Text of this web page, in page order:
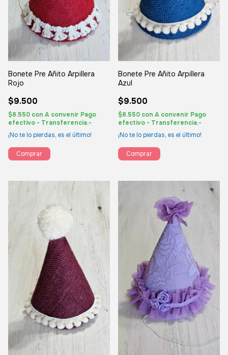
Bonete Pre Añito Arpillera
Rojo
$9.500
$8.550 con A convenir Pago
efectivo - Transferencia.-
¡No te lo pierdas, es el último!
Comprar
Bonete Pre Añito Arpillera
Azul
$9.500
$8.550 con A convenir Pago
efectivo - Transferencia.-
¡No te lo pierdas, es el último!
Comprar